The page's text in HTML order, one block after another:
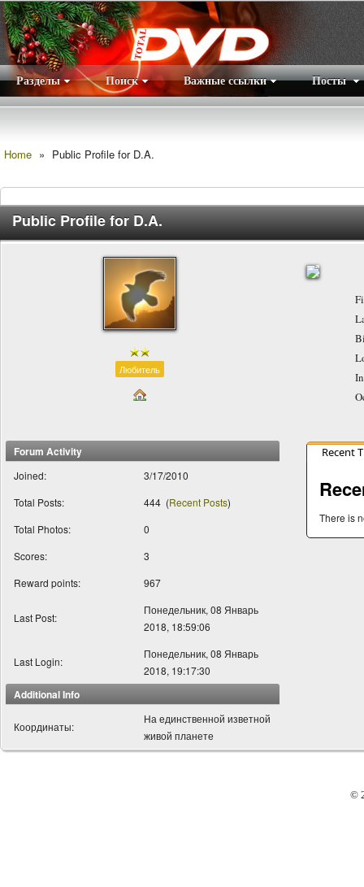
Разделы Поиск Важные ссылки Посты
Home » Public Profile for D.A.
Public Profile for D.A.
Любитель
Forum Activity
Joined:
3/17/2010
Total Posts:
444 (Recent Posts)
Total Photos:
0
Scores:
3
Reward points:
967
Last Post:
Понедельник, 08 Январь
2018, 18:59:06
Last Login:
Понедельник, 08 Январь
2018, 19:17:30
Additional Info
Координаты:
На единственной изветной
живой планете
Recent
There is
©